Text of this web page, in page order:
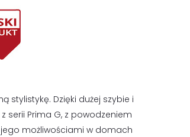
stylistykę. Dzięki dużej szybie i
serii Prima G, z powodzeniem
możliwościami w domach